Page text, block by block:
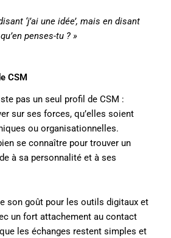
‘j’ai une idée’, mais en disant
penses-tu ? »
CSM
pas un seul profil de CSM :
sur ses forces, qu’elles soient
ou organisationnelles.
se connaître pour trouver un
à sa personnalité et à ses
son goût pour les outils digitaux et
un fort attachement au contact
les échanges restent simples et